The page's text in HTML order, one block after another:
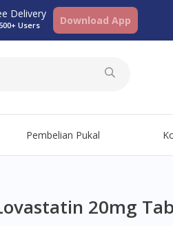
Delivery
Users Download App
Pembelian Pukal
20mg